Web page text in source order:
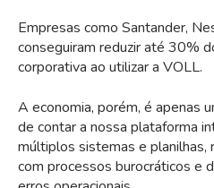
Empresas como Santander,
conseguiram reduzir até 30%
corporativa ao utilizar a VOLL.
A economia, porém, é apenas
de contar a nossa plataforma
múltiplos sistemas e
com processos burocráticos e